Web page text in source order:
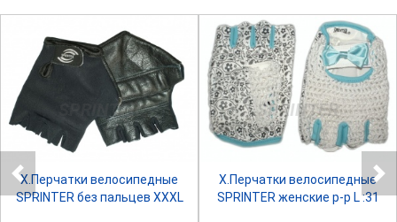
SPRINTER
Х.Перчатки велосипедные
SPRINTER без пальцев XXXL
SPRINTER
Х.Перчатки велосипедные
SPRINTER женские р-р L :31